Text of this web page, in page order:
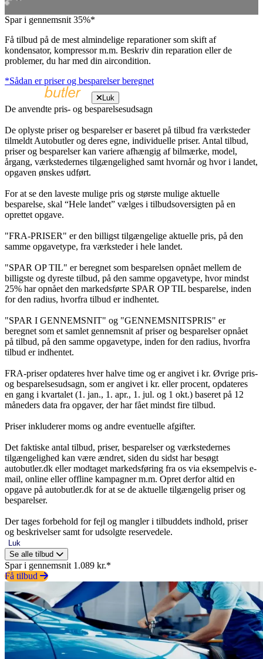
Spar i gennemsnit 35%*
Få tilbud på de mest almindelige reparationer som skift af
kondensator, kompressor m.m. Beskriv din reparation eller de
problemer, du har med din aircondition.
*Sådan er priser og besparelser beregnet
Luk
De anvendte pris- og besparelsesudsagn
De oplyste priser og besparelser er baseret på tilbud fra værksteder
tilmeldt Autobutler og deres egne, individuelle priser. Antal tilbud,
priser og besparelser kan variere afhængig af bilmærke, model,
årgang, værkstedernes tilgængelighed samt hvornår og hvor i landet,
opgaven ønskes udført.
For at se den laveste mulige pris og største mulige aktuelle
besparelse, skal “Hele landet” vælges i tilbudsoversigten på en
oprettet opgave.
"FRA-PRISER" er den billigst tilgængelige aktuelle pris, på den
samme opgavetype, fra værksteder i hele landet.
"SPAR OP TIL" er beregnet som besparelsen opnået mellem de
billigste og dyreste tilbud, på den samme opgavetype, hvor mindst
25% har opnået den markedsførte SPAR OP TIL besparelse, inden
for den radius, hvorfra tilbud er indhentet.
"SPAR I GENNEMSNIT" og "GENNEMSNITSPRIS" er
beregnet som et samlet gennemsnit af priser og besparelser opnået
på tilbud, på den samme opgavetype, inden for den radius, hvorfra
tilbud er indhentet.
FRA-priser opdateres hver halve time og er angivet i kr. Øvrige pris-
og besparelsesudsagn, som er angivet i kr. eller procent, opdateres
en gang i kvartalet (1. jan., 1. apr., 1. jul. og 1 okt.) baseret på 12
måneders data fra opgaver, der har fået mindst fire tilbud.
Priser inkluderer moms og andre eventuelle afgifter.
Det faktiske antal tilbud, priser, besparelser og værkstedernes
tilgængelighed kan være ændret, siden du sidst har besøgt
autobutler.dk eller modtaget markedsføring fra os via eksempelvis e-
mail, online eller offline kampagner m.m. Opret derfor altid en
opgave på autobutler.dk for at se de aktuelle tilgængelig priser og
besparelser.
Der tages forbehold for fejl og mangler i tilbuddets indhold, priser
og beskrivelser samt for udsolgte reservedele.
Luk
Se alle tilbud
Spar i gennemsnit 1.089 kr.*
Få tilbud